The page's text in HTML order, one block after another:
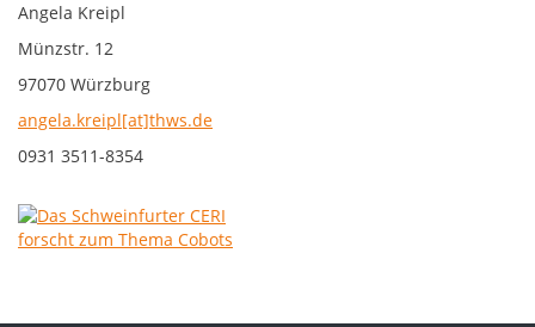
Angela Kreipl
Münzstr. 12
97070 Würzburg
angela.kreipl[at]thws.de
0931 3511-8354